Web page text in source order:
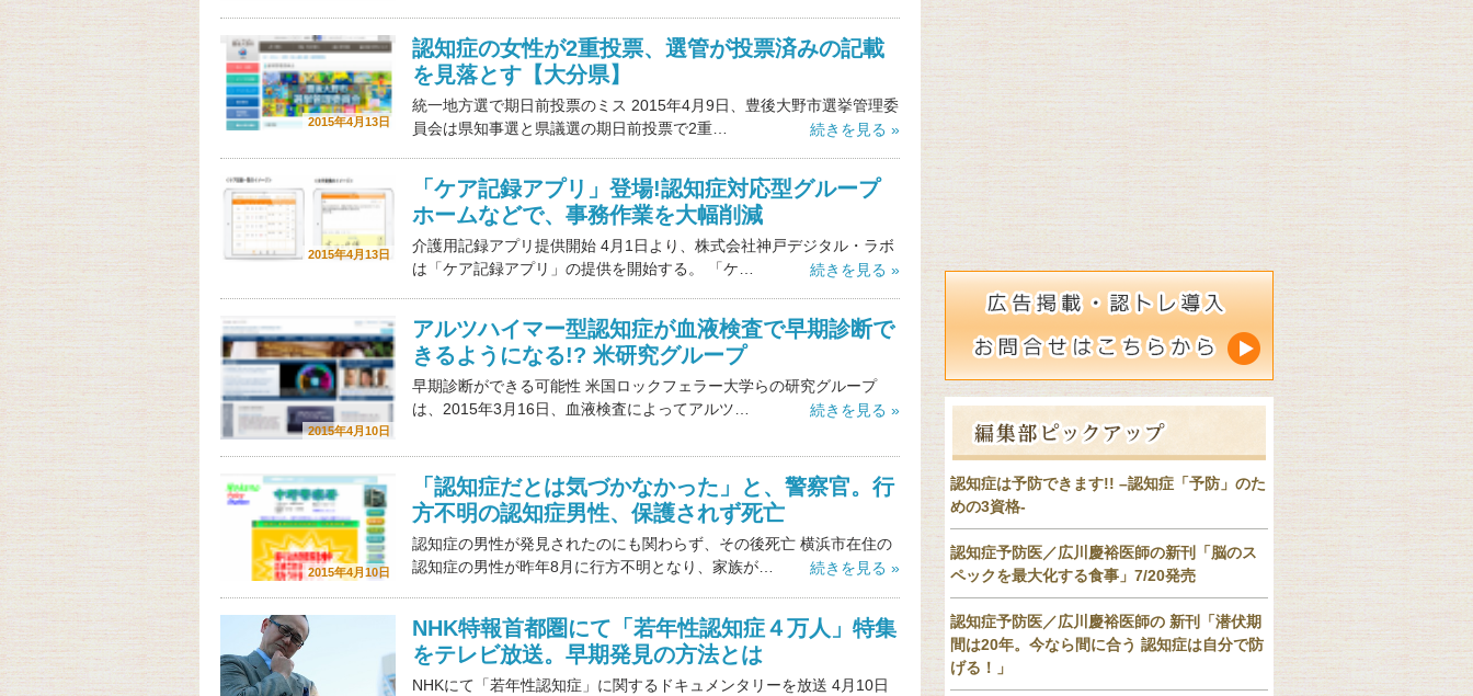
2015年4月13日
認知症の女性が2重投票、選管が投票済みの記載
を見落とす【大分県】
統一地方選で期日前投票のミス 2015年4月9日、豊後大野市選挙管理委
員会は県知事選と県議選の期日前投票で2重…
続きを見る »
2015年4月13日
「ケア記録アプリ」登場!認知症対応型グループ
ホームなどで、事務作業を大幅削減
介護用記録アプリ提供開始 4月1日より、株式会社神戸デジタル・ラボ
は「ケア記録アプリ」の提供を開始する。 「ケ…
続きを見る »
2015年4月10日
アルツハイマー型認知症が血液検査で早期診断で
きるようになる!? 米研究グループ
早期診断ができる可能性 米国ロックフェラー大学らの研究グループ
は、2015年3月16日、血液検査によってアルツ…
続きを見る »
2015年4月10日
「認知症だとは気づかなかった」と、警察官。行
方不明の認知症男性、保護されず死亡
認知症の男性が発見されたのにも関わらず、その後死亡 横浜市在住の
認知症の男性が昨年8月に行方不明となり、家族が…
続きを見る »
NHK特報首都圏にて「若年性認知症４万人」特集
をテレビ放送。早期発見の方法とは
NHKにて「若年性認知症」に関するドキュメンタリーを放送 4月10日
認知症は予防できます!! –認知症「予防」のた
めの3資格-
認知症予防医／広川慶裕医師の新刊「脳のス
ペックを最大化する食事」7/20発売
認知症予防医／広川慶裕医師の 新刊「潜伏期
間は20年。今なら間に合う 認知症は自分で防
げる！」